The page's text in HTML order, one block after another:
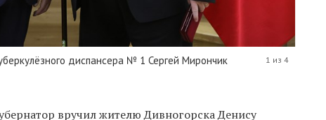
диспансера № 1 Сергей Мирончик 1 из 4
вручил жителю Дивногорска Денису